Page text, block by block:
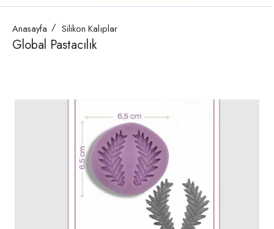
Anasayfa Silikon Kalıplar
Global Pastacılık